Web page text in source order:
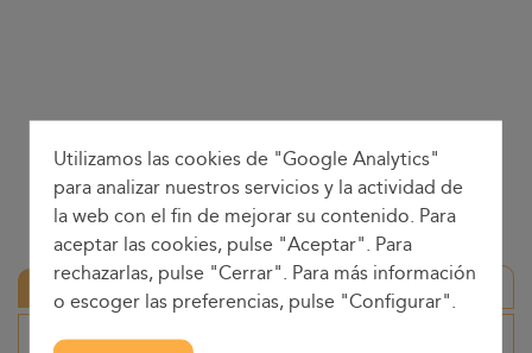
Ida y vuelta
Origen
Utilizamos las cookies de "Google Analytics"
para analizar nuestros servicios y la actividad de
la web con el fin de mejorar su contenido. Para
aceptar las cookies, pulse "Aceptar". Para
rechazarlas, pulse "Cerrar". Para más información
o escoger las preferencias, pulse "Configurar".